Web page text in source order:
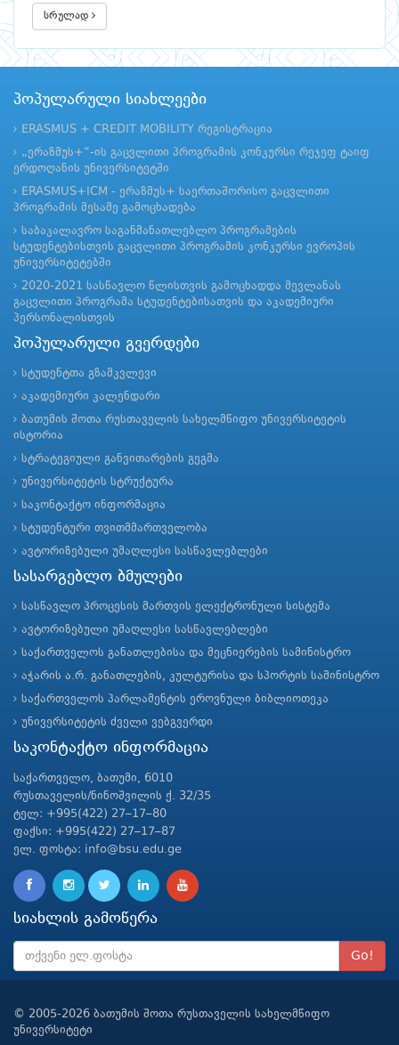
სრულად
პოპულარული სიახლეები
ERASMUS + CREDIT MOBILITY რეგისტრაცია
„ერაზმუს+“-ის გაცვლითი პროგრამის კონკურსი რეჯეფ ტაიფ
ერდოღანის უნივერსიტეტში
ERASMUS+ICM - ერაზმუს+ საერთაშორისო გაცვლითი
პროგრამის მესამე გამოცხადება
საბაკალავრო საგანმანათლებლო პროგრამების
სტუდენტებისთვის გაცვლითი პროგრამის კონკურსი ევროპის
უნივერსიტეტებში
2020-2021 სასწავლო წლისთვის გამოცხადდა მევლანას
გაცვლითი პროგრამა სტუდენტებისათვის და აკადემიური
პერსონალისთვის
პოპულარული გვერდები
სტუდენტთა გზამკვლევი
აკადემიური კალენდარი
ბათუმის შოთა რუსთაველის სახელმწიფო უნივერსიტეტის
ისტორია
სტრატეგიული განვითარების გეგმა
უნივერსიტეტის სტრუქტურა
საკონტაქტო ინფორმაცია
სტუდენტური თვითმმართველობა
ავტორიზებული უმაღლესი სასწავლებლები
სასარგებლო ბმულები
სასწავლო პროცესის მართვის ელექტრონული სისტემა
ავტორიზებული უმაღლესი სასწავლებლები
საქართველოს განათლებისა და მეცნიერების სამინისტრო
აჭარის ა.რ. განათლების, კულტურისა და სპორტის სამინისტრო
საქართველოს პარლამენტის ეროვნული ბიბლიოთეკა
უნივერსიტეტის ძველი ვებგვერდი
საკონტაქტო ინფორმაცია
საქართველო, ბათუმი, 6010
რუსთაველის/ნინოშვილის ქ. 32/35
ტელ: +995(422) 27–17–80
ფაქსი: +995(422) 27–17–87
ელ. ფოსტა: info@bsu.edu.ge
სიახლის გამოწერა
Go!
© 2005-2026 ბათუმის შოთა რუსთაველის სახელმწიფო
უნივერსიტეტი